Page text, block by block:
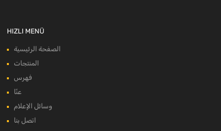
HIZLI MENÜ
الصفحة الرئيسية
المنتجات
فهرس
عنّا
وسائل الإعلام
اتصل بنا